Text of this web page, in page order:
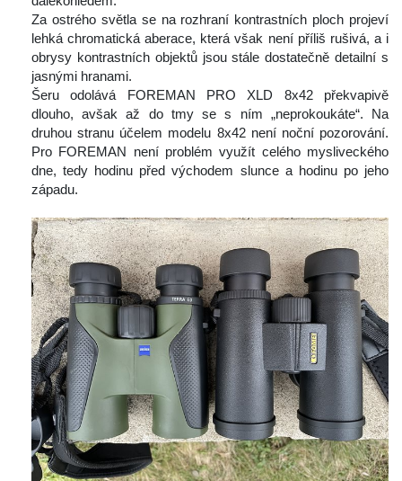
Za ostrého světla se na rozhraní kontrastních ploch projeví
lehká chromatická aberace, která však není příliš rušivá, a i
obrysy kontrastních objektů jsou stále dostatečně detailní s
jasnými hranami.
Šeru odolává FOREMAN PRO XLD 8x42 překvapivě
dlouho, avšak až do tmy se s ním „neprokoukáte“. Na
druhou stranu účelem modelu 8x42 není noční pozorování.
Pro FOREMAN není problém využít celého mysliveckého
dne, tedy hodinu před východem slunce a hodinu po jeho
západu.